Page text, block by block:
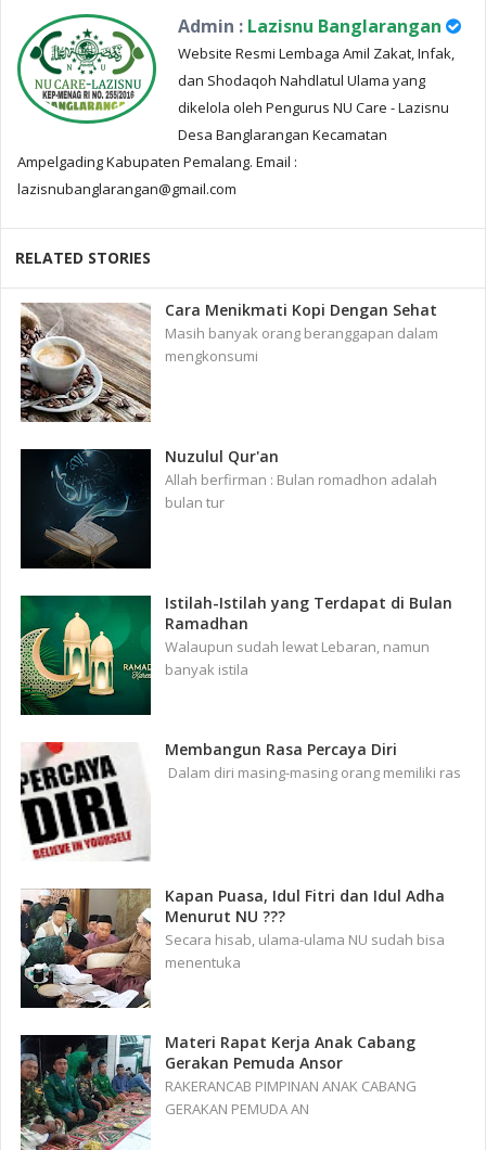
Admin : Lazisnu Banglarangan
Website Resmi Lembaga Amil Zakat, Infak,
dan Shodaqoh Nahdlatul Ulama yang
dikelola oleh Pengurus NU Care - Lazisnu
Desa Banglarangan Kecamatan
Ampelgading Kabupaten Pemalang. Email :
lazisnubanglarangan@gmail.com
RELATED STORIES
Cara Menikmati Kopi Dengan Sehat
Masih banyak orang beranggapan dalam
mengkonsumi
Nuzulul Qur'an
Allah berfirman : Bulan romadhon adalah
bulan tur
Istilah-Istilah yang Terdapat di Bulan
Ramadhan
Walaupun sudah lewat Lebaran, namun
banyak istila
Membangun Rasa Percaya Diri
Dalam diri masing-masing orang memiliki ras
Kapan Puasa, Idul Fitri dan Idul Adha
Menurut NU ???
Secara hisab, ulama-ulama NU sudah bisa
menentuka
Materi Rapat Kerja Anak Cabang
Gerakan Pemuda Ansor
RAKERANCAB PIMPINAN ANAK CABANG
GERAKAN PEMUDA AN